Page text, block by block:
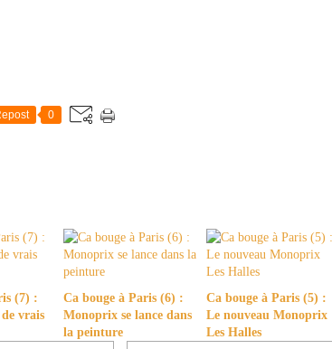
0
(7) :
vrais
Ca bouge à Paris (6) :
Monoprix se lance dans
la peinture
Ca bouge à Paris (5) :
Le nouveau Monoprix
Les Halles